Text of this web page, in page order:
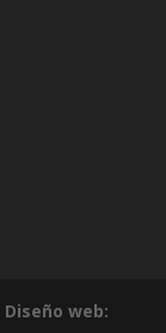
Diseño web: